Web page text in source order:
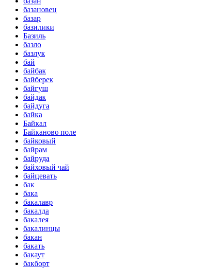
базановец
базар
базилики
Базиль
базло
базлук
бай
байбак
байберек
байгуш
байдак
байдуга
байка
Байкал
Байканово поле
байковый
байрам
байруда
байховый чай
байцевать
бак
бака
бакалавр
бакалда
бакалея
бакалинцы
бакан
бакать
бакаут
бакборт